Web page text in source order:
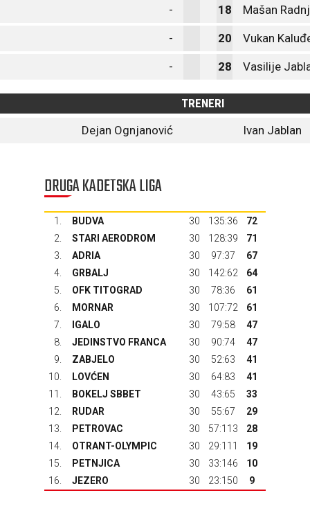
- 18 Mašan
- 20 Vukan
- 28 Vasilije
TRENERI
Dejan Ognjanović
Ivan Jablan
DRUGA KADETSKA LIGA
1. BUDVA 30 135:36
72
2.
STARI AERODROM 30 128:39
71
3.
ADRIA 30 97:37
67
4.
GRBALJ 30 142:62
64
5.
OFK TITOGRAD 30 78:36
61
6.
MORNAR 30 107:72
61
7.
IGALO 30 79:58
47
8.
JEDINSTVO FRANCA 30 90:74
47
9.
ZABJELO 30 52:63
41
10.
LOVĆEN 30 64:83
41
11.
BOKELJ SBBET 30 43:65
33
12.
RUDAR 30 55:67
29
13.
PETROVAC 30 57:113
28
14.
OTRANT-OLYMPIC 30 29:111
19
15.
PETNJICA 30 33:146
10
16.
JEZERO 30 23:150 9